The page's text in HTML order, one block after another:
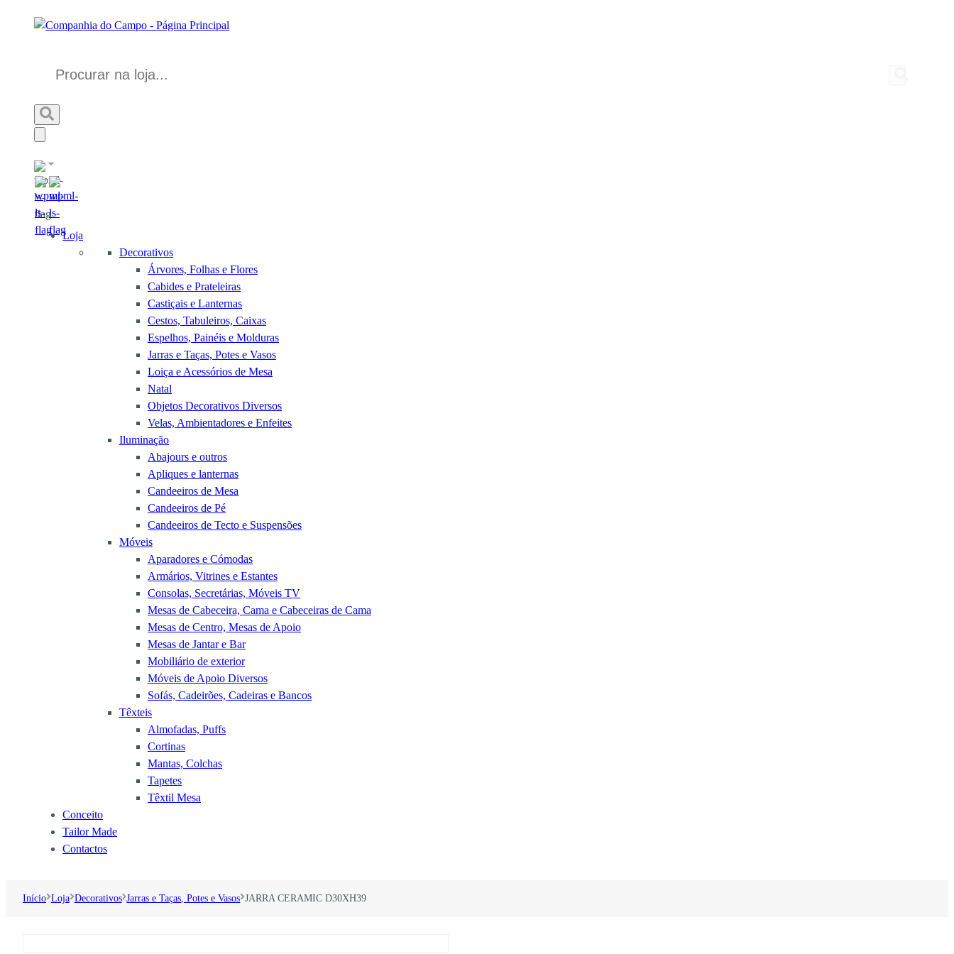
Loja
Decorativos
Árvores, Folhas e Flores
Cabides e Prateleiras
Castiçais e Lanternas
Cestos, Tabuleiros, Caixas
Espelhos, Painéis e Molduras
Jarras e Taças, Potes e Vasos
Loiça e Acessórios de Mesa
Natal
Objetos Decorativos Diversos
Velas, Ambientadores e Enfeites
Iluminação
Abajours e outros
Apliques e lanternas
Candeeiros de Mesa
Candeeiros de Pé
Candeeiros de Tecto e Suspensões
Móveis
Aparadores e Cómodas
Armários, Vitrines e Estantes
Consolas, Secretárias, Móveis TV
Mesas de Cabeceira, Cama e Cabeceiras de Cama
Mesas de Centro, Mesas de Apoio
Mesas de Jantar e Bar
Mobiliário de exterior
Móveis de Apoio Diversos
Sofás, Cadeirões, Cadeiras e Bancos
Têxteis
Almofadas, Puffs
Cortinas
Mantas, Colchas
Tapetes
Têxtil Mesa
Conceito
Tailor Made
Contactos
Início Loja Decorativos Jarras e Taças, Potes e Vasos JARRA CERAMIC D30XH39